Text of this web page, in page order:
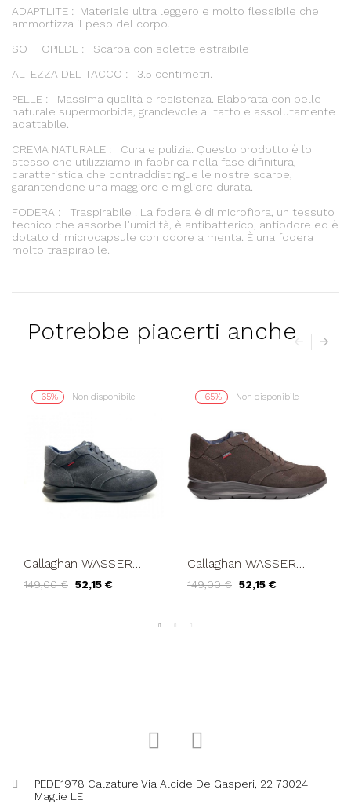
ADAPTLITE : Materiale ultra leggero e molto flessibile che
ammortizza il peso del corpo.
SOTTOPIEDE : Scarpa con solette estraibile
ALTEZZA DEL TACCO : 3.5 centimetri.
PELLE : Massima qualità e resistenza. Elaborata con pelle
naturale supermorbida, grandevole al tatto e assolutamente
adattabile.
CREMA NATURALE : Cura e pulizia. Questo prodotto è lo
stesso che utilizziamo in fabbrica nella fase difinitura,
caratteristica che contraddistingue le nostre scarpe,
garantendone una maggiore e migliore durata.
FODERA : Traspirabile . La fodera è di microfibra, un tessuto
tecnico che assorbe l'umidità, è antibatterico, antiodore ed è
dotato di microcapsule con odore a menta. È una fodera
molto traspirabile.
Potrebbe piacerti anche
-65% Non disponibile
Callaghan WASSER
Grigio
149,00 € 52,15 €
-65% Non disponibile
Callaghan WASSER
Tartufo
149,00 € 52,15 €
PEDE1978 Calzature Via Alcide De Gasperi, 22 73024
Maglie LE